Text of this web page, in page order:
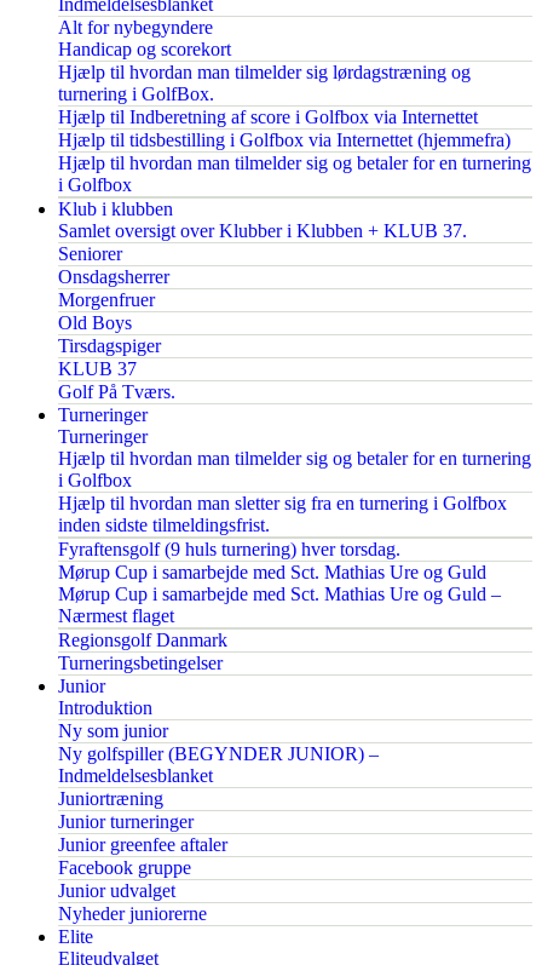
Indmeldelsesblanket
Alt for nybegyndere
Handicap og scorekort
Hjælp til hvordan man tilmelder sig lørdagstræning og
turnering i GolfBox.
Hjælp til Indberetning af score i Golfbox via Internettet
Hjælp til tidsbestilling i Golfbox via Internettet (hjemmefra)
Hjælp til hvordan man tilmelder sig og betaler for en turnering
i Golfbox
Klub i klubben
Samlet oversigt over Klubber i Klubben + KLUB 37.
Seniorer
Onsdagsherrer
Morgenfruer
Old Boys
Tirsdagspiger
KLUB 37
Golf På Tværs.
Turneringer
Turneringer
Hjælp til hvordan man tilmelder sig og betaler for en turnering
i Golfbox
Hjælp til hvordan man sletter sig fra en turnering i Golfbox
inden sidste tilmeldingsfrist.
Fyraftensgolf (9 huls turnering) hver torsdag.
Mørup Cup i samarbejde med Sct. Mathias Ure og Guld
Mørup Cup i samarbejde med Sct. Mathias Ure og Guld –
Nærmest flaget
Regionsgolf Danmark
Turneringsbetingelser
Junior
Introduktion
Ny som junior
Ny golfspiller (BEGYNDER JUNIOR) –
Indmeldelsesblanket
Juniortræning
Junior turneringer
Junior greenfee aftaler
Facebook gruppe
Junior udvalget
Nyheder juniorerne
Elite
Eliteudvalget